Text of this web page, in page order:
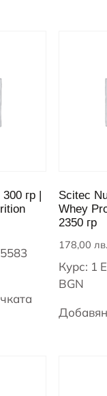
гр |
Scitec
Whey
2350 гр
178,00 лв.
Курс: 1
BGN